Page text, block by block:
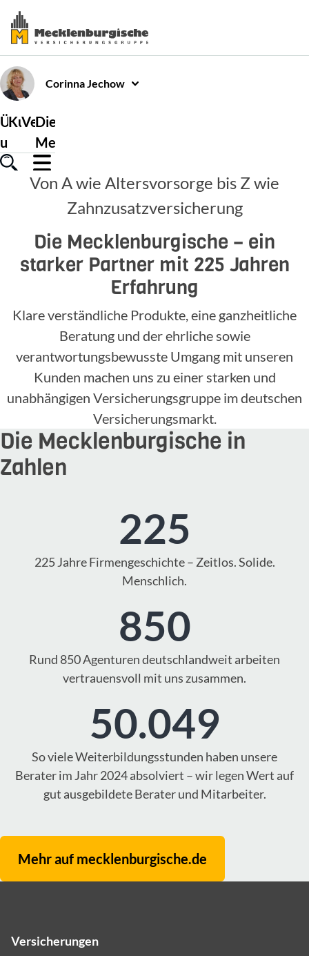
CorinnaJechow
Über
uns
Kundenservice
Versicherungen
Die
Mecklenburgische
Von A wie Altersvorsorge bis Z wie
Zahnzusatzversicherung
Die Mecklenburgische – ein
starker Partner mit 225 Jahren
Erfahrung
Klare verständliche Produkte, eine ganzheitliche
Beratung und der ehrliche sowie
verantwortungsbewusste Umgang mit unseren
Kunden machen uns zu einer starken und
unabhängigen Versicherungsgruppe im deutschen
Versicherungsmarkt.
Die Mecklenburgische in
Zahlen
225
225 Jahre Firmengeschichte – Zeitlos. Solide.
Menschlich.
850
Rund 850 Agenturen deutschlandweit arbeiten
vertrauensvoll mit uns zusammen.
50.049
So viele Weiterbildungsstunden haben unsere
Berater im Jahr 2024 absolviert – wir legen Wert auf
gut ausgebildete Berater und Mitarbeiter.
Mehr auf mecklenburgische.de
Versicherungen